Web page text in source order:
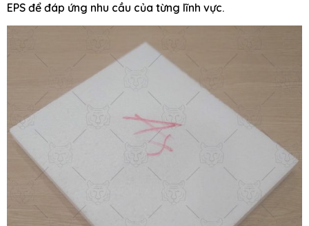
EPS để đáp ứng nhu cầu của từng lĩnh vực.